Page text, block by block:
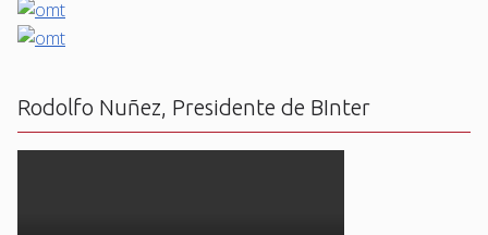
Rodolfo Nuñez, Presidente de BInter